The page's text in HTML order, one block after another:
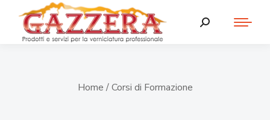
Home / Corsi di Formazione